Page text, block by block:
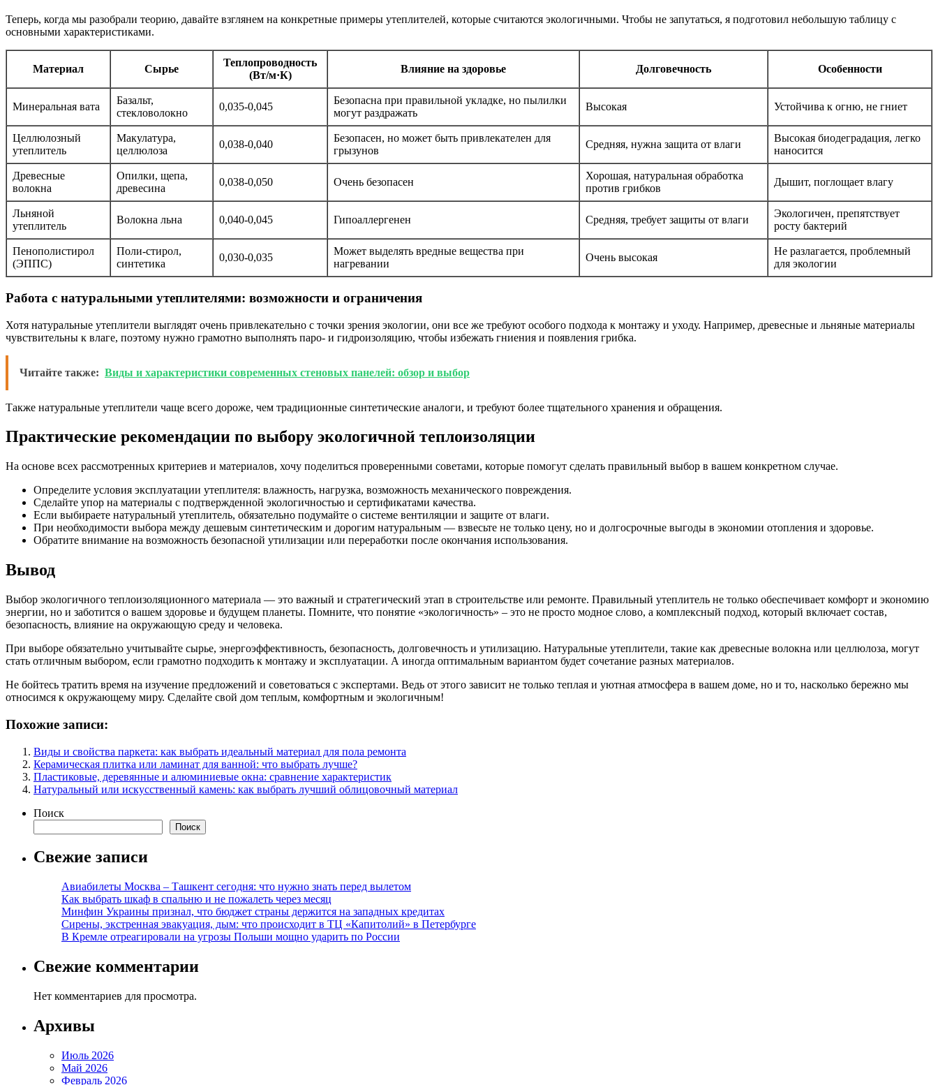
Теперь, когда мы разобрали теорию, давайте взглянем на конкретные примеры утеплителей, которые считаются экологичными. Чтобы не запутаться, я подготовил небольшую таблицу с
основными характеристиками.
Материал Сырье
Теплопроводность
(Вт/м·К)
Влияние на здоровье Долговечность Особенности
Минеральная вата
Базальт,
стекловолокно
0,035-0,045
Безопасна при правильной укладке, но пылилки
могут раздражать
Высокая Устойчива к огню, не гниет
Целлюлозный
утеплитель
Макулатура,
целлюлоза
0,038-0,040
Безопасен, но может быть привлекателен для
грызунов
Средняя, нужна защита от влаги
Высокая биодеградация, легко
наносится
Древесные
волокна
Опилки, щепа,
древесина
0,038-0,050 Очень безопасен
Хорошая, натуральная обработка
против грибков
Дышит, поглощает влагу
Льняной
утеплитель
Волокна льна 0,040-0,045 Гипоаллергенен Средняя, требует защиты от влаги
Экологичен, препятствует
росту бактерий
Пенополистирол
(ЭППС)
Поли-стирол,
синтетика
0,030-0,035
Может выделять вредные вещества при
нагревании
Очень высокая
Не разлагается, проблемный
для экологии
Работа с натуральными утеплителями: возможности и ограничения
Хотя натуральные утеплители выглядят очень привлекательно с точки зрения экологии, они все же требуют особого подхода к монтажу и уходу. Например, древесные и льняные материалы
чувствительны к влаге, поэтому нужно грамотно выполнять паро- и гидроизоляцию, чтобы избежать гниения и появления грибка.
Читайте также: Виды и характеристики современных стеновых панелей: обзор и выбор
Также натуральные утеплители чаще всего дороже, чем традиционные синтетические аналоги, и требуют более тщательного хранения и обращения.
Практические рекомендации по выбору экологичной теплоизоляции
На основе всех рассмотренных критериев и материалов, хочу поделиться проверенными советами, которые помогут сделать правильный выбор в вашем конкретном случае.
Определите условия эксплуатации утеплителя: влажность, нагрузка, возможность механического повреждения.
Сделайте упор на материалы с подтвержденной экологичностью и сертификатами качества.
Если выбираете натуральный утеплитель, обязательно подумайте о системе вентиляции и защите от влаги.
При необходимости выбора между дешевым синтетическим и дорогим натуральным — взвесьте не только цену, но и долгосрочные выгоды в экономии отопления и здоровье.
Обратите внимание на возможность безопасной утилизации или переработки после окончания использования.
Вывод
Выбор экологичного теплоизоляционного материала — это важный и стратегический этап в строительстве или ремонте. Правильный утеплитель не только обеспечивает комфорт и экономию
энергии, но и заботится о вашем здоровье и будущем планеты. Помните, что понятие «экологичность» – это не просто модное слово, а комплексный подход, который включает состав,
безопасность, влияние на окружающую среду и человека.
При выборе обязательно учитывайте сырье, энергоэффективность, безопасность, долговечность и утилизацию. Натуральные утеплители, такие как древесные волокна или целлюлоза, могут
стать отличным выбором, если грамотно подходить к монтажу и эксплуатации. А иногда оптимальным вариантом будет сочетание разных материалов.
Не бойтесь тратить время на изучение предложений и советоваться с экспертами. Ведь от этого зависит не только теплая и уютная атмосфера в вашем доме, но и то, насколько бережно мы
относимся к окружающему миру. Сделайте свой дом теплым, комфортным и экологичным!
Похожие записи:
Виды и свойства паркета: как выбрать идеальный материал для пола ремонта
Керамическая плитка или ламинат для ванной: что выбрать лучше?
Пластиковые, деревянные и алюминиевые окна: сравнение характеристик
Натуральный или искусственный камень: как выбрать лучший облицовочный материал
Поиск
Поиск
Свежие записи
Авиабилеты Москва – Ташкент сегодня: что нужно знать перед вылетом
Как выбрать шкаф в спальню и не пожалеть через месяц
Минфин Украины признал, что бюджет страны держится на западных кредитах
Сирены, экстренная эвакуация, дым: что происходит в ТЦ «Капитолий» в Петербурге
В Кремле отреагировали на угрозы Польши мощно ударить по России
Свежие комментарии
Нет комментариев для просмотра.
Архивы
Июль 2026
Май 2026
Февраль 2026